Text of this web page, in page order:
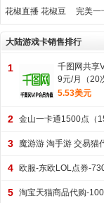
北欧）
花椒直播 花椒豆
官方充值
完美一
大陆游戏卡销售排行
1
千图网共享
9元/月（20
5.53美元
2 金山一卡通1500点（
3
魔游游 淘手游 交易猫
4 欧服-东欧LOL点券-
5 淘宝天猫商品代购-